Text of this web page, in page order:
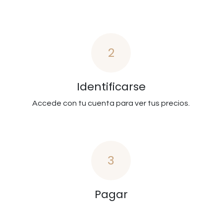
2
Identificarse
Accede con tu cuenta para ver tus precios.
3
Pagar